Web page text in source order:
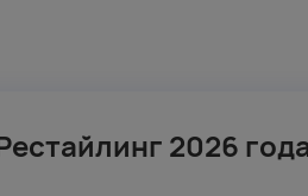
2026